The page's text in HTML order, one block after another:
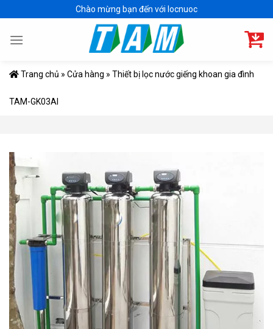
to
content
Chào mừng bạn đến với locnuoc
Trang chủ » Cửa hàng » Thiết bị lọc nước giếng khoan gia đình
TAM-GK03AI